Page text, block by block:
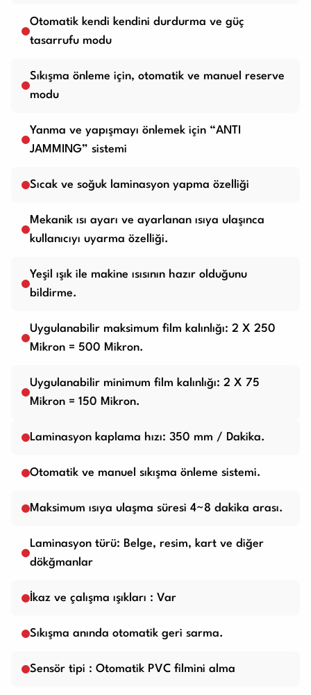
Otomatik kendi kendini durdurma ve güç
tasarrufu modu
Sıkışma önleme için, otomatik ve manuel reserve
modu
Yanma ve yapışmayı önlemek için “ANTI
JAMMING” sistemi
Sıcak ve soğuk laminasyon yapma özelliği
Mekanik ısı ayarı ve ayarlanan ısıya ulaşınca
kullanıcıyı uyarma özelliği.
Yeşil ışık ile makine ısısının hazır olduğunu
bildirme.
Uygulanabilir maksimum film kalınlığı: 2 X 250
Mikron = 500 Mikron.
Uygulanabilir minimum film kalınlığı: 2 X 75
Mikron = 150 Mikron.
Laminasyon kaplama hızı: 350 mm / Dakika.
Otomatik ve manuel sıkışma önleme sistemi.
Maksimum ısıya ulaşma süresi 4~8 dakika arası.
Laminasyon türü: Belge, resim, kart ve diğer
dökğmanlar
İkaz ve çalışma ışıkları : Var
Sıkışma anında otomatik geri sarma.
Sensör tipi : Otomatik PVC filmini alma